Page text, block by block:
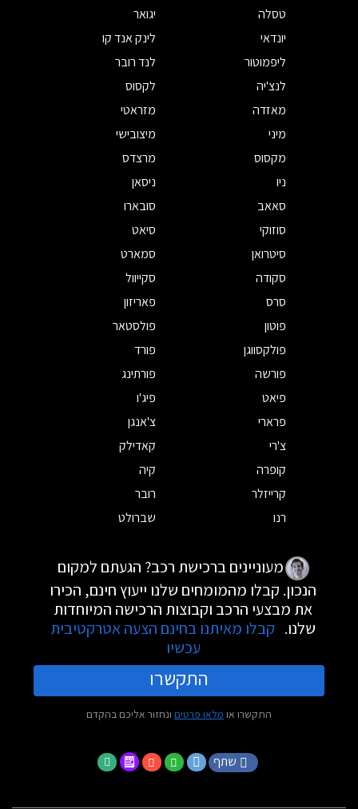
טסלה
יגואר
יונדאי
לינק אנד קו
ליפמוטור
לנד רובר
לנצ'יה
לקסוס
מאזדה
מזראטי
מיני
מיצובישי
מקסוס
מרצדס
ניו
ניסאן
סאאב
סובארו
סוזוקי
סיאט
סיטרואן
סמארט
סקודה
סקייוול
סרס
פאריזון
פוטון
פולסטאר
פולקסווגן
פורד
פורשה
פורתינג
פיאט
פיג'ו
פרארי
צ'אנגן
צ'רי
קאדילק
קופרה
קיה
קרייזלר
רובר
רנו
שברולט
מעוניינים ברכישת רכב? הגעתם למקום
הנכון. קבלו מהמומחים שלנו ייעוץ חינם, הכירו
את מבצעי הרכב וקבוצות הרכישה המיוחדות
שלנו. קבלו מאיתנו בחינם הצעה אטרקטיבית
עכשיו
התקשרו
התקשרו או מלאו פרטים ונחזור אליכם בהקדם
שתף